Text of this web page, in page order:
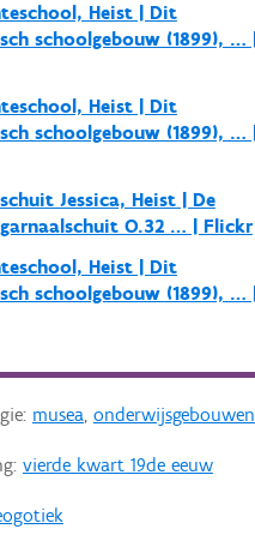
Heist | Dit
schoolgebouw (1899), … |
Heist | Dit
schoolgebouw (1899), … |
Jessica, Heist | De
O.32 … | Flickr
Heist | Dit
schoolgebouw (1899), … |
musea, onderwijsgebouwen
vierde kwart 19de eeuw